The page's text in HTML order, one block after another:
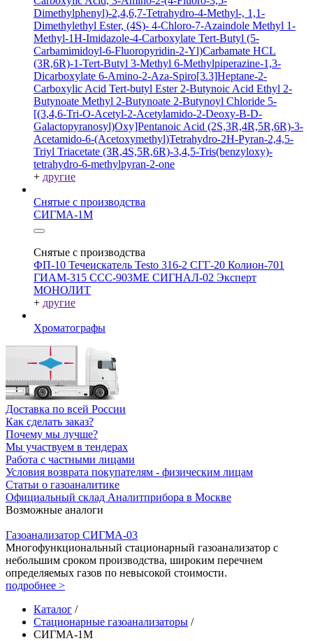
Dimethylphenyl)-2,4,6,7-Tetrahydro-4-Methyl-, 1,1-
Dimethylethyl Ester, (4S)- 4-Chloro-7-Azaindole Methyl 1-
Methyl-1H-Imidazole-4-Carboxylate Tert-Butyl (5-
Carbamimidoyl-6-Fluoropyridin-2-Yl)Carbamate HCL
(3R,6R)-1-Tert-Butyl 3-Methyl 6-Methylpiperazine-1,3-
Dicarboxylate 6-Amino-2-Aza-Spiro[3.3]Heptane-2-
Carboxylic Acid Tert-butyl Ester 2-Butynoic Acid Ethyl 2-
Butynoate Methyl 2-Butynoate 2-Butynoyl Chloride 5-
[(3,4,6-Tri-O-Acetyl-2-Acetylamido-2-Deoxy-B-D-
Galactopyranosyl)Oxy]Pentanoic Acid (2S,3R,4R,5R,6R)-3-
Acetamido-6-(Acetoxymethyl)Tetrahydro-2H-Pyran-2,4,5-
Triyl Triacetate (3R,4S,5R,6R)-3,4,5-Tris(benzyloxy)-
tetrahydro-6-methylpyran-2-one
+ другие
Снятые с производства
СИГМА-1М
Снятые с производства
ФП-10 Течеискатель Testo 316-2 СГГ-20 Колион-701
ГИАМ-315 ССС-903МЕ СИГНАЛ-02 Эксперт
МОНОЛИТ
+ другие
Хроматографы
Доставка по всей России
Как сделать заказ?
Почему мы лучше?
Мы участвуем в тендерах
Работа с частными лицами
Условия возврата покупателям - физическим лицам
Статьи о газоаналитике
Официальный склад Аналитприбора в Москве
Возможные аналоги
Газоанализатор СИГМА-03
Многофункциональный стационарный газоанализатор с
небольшим сроком производства, широким перечнем
определяемых газов по невысокой стоимости.
подробнее >
Каталог /
Стационарные газоанализаторы /
СИГМА-1М